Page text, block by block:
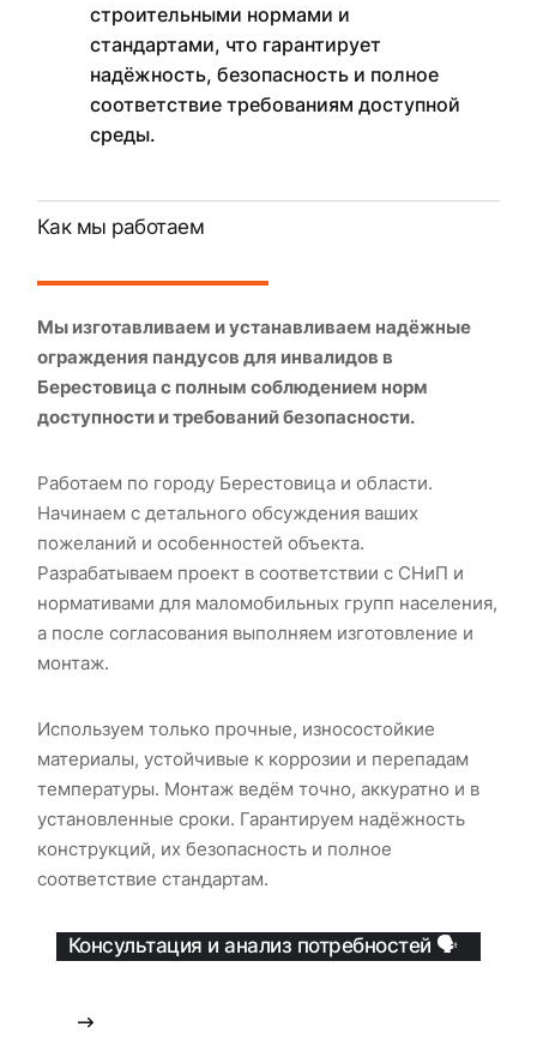
строительными нормами и
стандартами, что гарантирует
надёжность, безопасность и полное
соответствие требованиям доступной
среды.
Как мы работаем
Мы изготавливаем и устанавливаем надёжные
ограждения пандусов для инвалидов в
Берестовица с полным соблюдением норм
доступности и требований безопасности.
Работаем по городу Берестовица и области.
Начинаем с детального обсуждения ваших
пожеланий и особенностей объекта.
Разрабатываем проект в соответствии с СНиП и
нормативами для маломобильных групп населения,
а после согласования выполняем изготовление и
монтаж.
Используем только прочные, износостойкие
материалы, устойчивые к коррозии и перепадам
температуры. Монтаж ведём точно, аккуратно и в
установленные сроки. Гарантируем надёжность
конструкций, их безопасность и полное
соответствие стандартам.
Консультация и анализ потребностей 🗣️